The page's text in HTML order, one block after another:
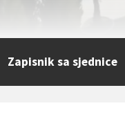
Zapisnik sa sjednice